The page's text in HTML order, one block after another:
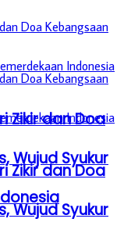
Zikir dan Doa
Wujud Syukur
Zikir dan Doa
Wujud Syukur